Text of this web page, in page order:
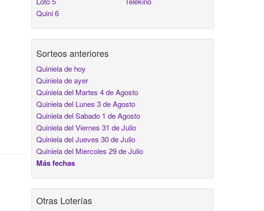
Quini 6
Sorteos anteriores
Quiniela de hoy
Quiniela de ayer
Quiniela del Martes 4 de Agosto
Quiniela del Lunes 3 de Agosto
Quiniela del Sabado 1 de Agosto
Quiniela del Viernes 31 de Julio
Quiniela del Jueves 30 de Julio
Quiniela del Miercoles 29 de Julio
Más fechas
Otras Loterías